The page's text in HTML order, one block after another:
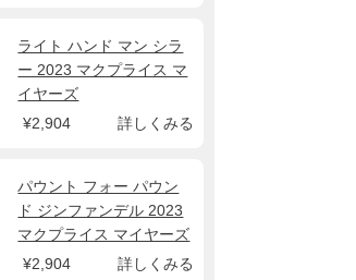
ライト ハンド マン シラ
ー 2023 マクプライス マ
イヤーズ
¥2,904
詳しくみる
パウント フォー パウン
ド ジンファンデル 2023
マクプライス マイヤーズ
¥2,904
詳しくみる